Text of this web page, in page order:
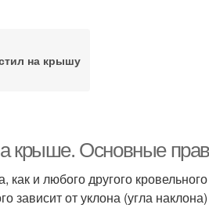
на крышу
крыше. Основные
и любого другого
зависит от уклона (угла наклона)